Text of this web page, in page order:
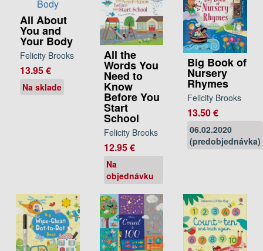
All About
You and
Your Body
Felicity Brooks
13.95 €
Na sklade
All the
Words You
Need to
Know
Before You
Start
School
Felicity Brooks
12.95 €
Na
objednávku
Big Book of
Nursery
Rhymes
Felicity Brooks
13.50 €
06.02.2020
(predobjednávka)